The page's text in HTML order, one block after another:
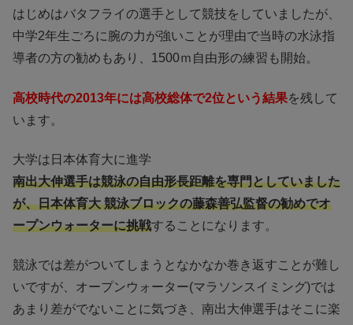
はじめはバタフライの選手として競技をしていましたが、
中学2年生ごろに腕の力が強いことが理由で当時の水泳指
導者の方の勧めもあり、1500ｍ自由形の練習も開始。
高校時代の2013年には高校総体で2位という結果を残して
います。
大学は日本体育大に進学
南出大伸選手は競泳の自由形長距離を専門としていました
が、日本体育大 競泳ブロックの藤森善弘監督の勧めでオ
ープンウォーターに挑戦することになります。
競泳では差がついてしまうとなかなか巻き返すことが難し
いですが、オープンウォーター(マラソンスイミング)では
あまり差がでないことに気づき、南出大伸選手はそこに楽